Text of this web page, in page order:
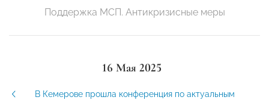
Поддержка МСП. Антикризисные меры
16 Мая 2025
В Кемерове прошла конференция по актуальным